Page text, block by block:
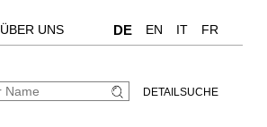
ÜBER UNS DE EN IT FR
DETAILSUCHE